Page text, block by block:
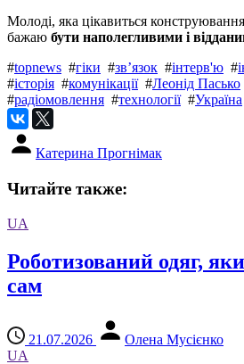
Молоді, яка цікавиться
бажаю бути наполегливими і
#topnews #гіки #зв’язок #інтерв'ю #
#історія #комунікації#Леонід Пасько
#радіомовлення #технології#Україна
Катерина Прогнімак
Читайте также:
UA
Роботизований одяг,
сам
21.07.2026
Олена Мусієнко
UA